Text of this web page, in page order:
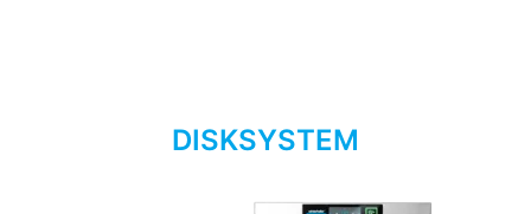
DISKSYSTEM